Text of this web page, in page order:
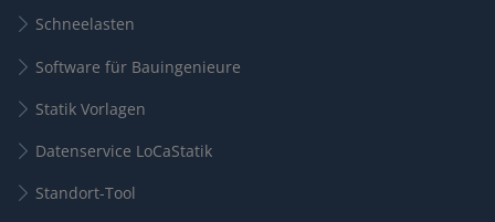
Schneelasten
Software für Bauingenieure
Statik Vorlagen
Datenservice LoCaStatik
Standort-Tool